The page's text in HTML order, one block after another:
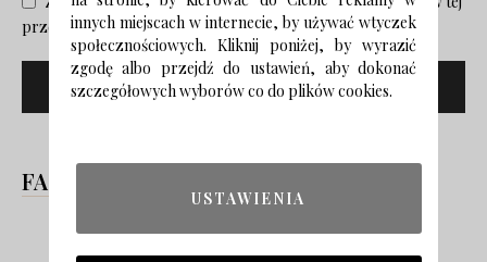
przeglądarce na następny raz, gdy skomentuję.
FACEBOOK
innych miejscach w internecie, by używać wtyczek
społecznościowych. Kliknij poniżej, by wyrazić
zgodę albo przejdź do ustawień, aby dokonać
szczegółowych wyborów co do plików cookies.
USTAWIENIA